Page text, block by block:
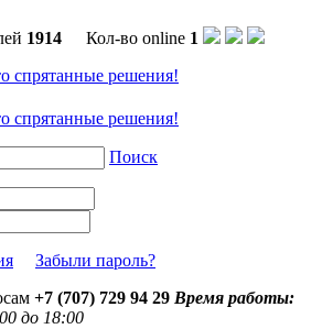
1914 Кол-во online 1
спрятанные решения!
спрятанные решения!
Поиск
Забыли пароль?
+7 (707) 729 94 29 Время работы:
до 18:00